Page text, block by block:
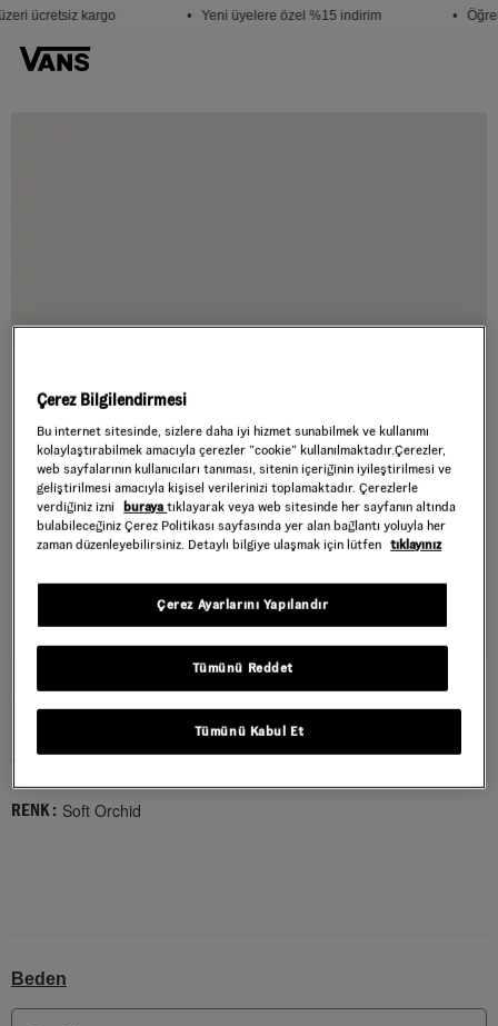
ücretsiz kargo • Yeni üyelere özel %15 indirim •
OLD SKOOL V BUTTERFLY AYAKKABI
Style : VN000EBRFSF1
3.699,00 TL
RENK : Soft Orchid
Beden
Çerez Bilgilendirmesi
Bu internet sitesinde, sizlere daha iyi hizmet sunabilmek ve kullanımı
kolaylaştırabilmek amacıyla çerezler ”cookie” kullanılmaktadır.Çerezler,
web sayfalarının kullanıcıları tanıması, sitenin içeriğinin iyileştirilmesi ve
geliştirilmesi amacıyla kişisel verilerinizi toplamaktadır. Çerezlerle
verdiğiniz izni
burayatıklayarak veya web sitesinde her sayfanın altında
bulabileceğiniz Çerez Politikası sayfasında yer alan bağlantı yoluyla her
zaman düzenleyebilirsiniz. Detaylı bilgiye ulaşmak için lütfen tıklayınız
Tümünü Reddet
Tümünü Kabul Et
Çerez Ayarlarını Yapılandır